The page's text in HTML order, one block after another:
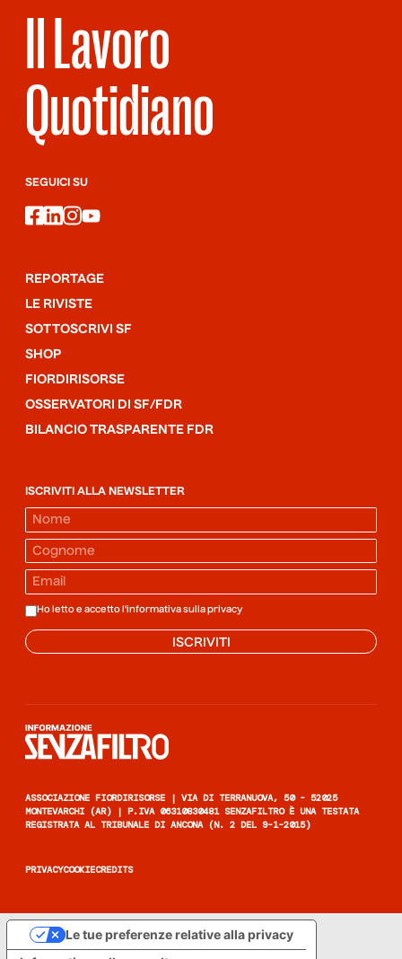
Il Lavoro
Quotidiano
SEGUICI SU
facebook
linkedin
instagram
youtube
REPORTAGE
LE RIVISTE
SOTTOSCRIVI SF
SHOP
FIORDIRISORSE
OSSERVATORI DI SF/FDR
BILANCIO TRASPARENTE FDR
ISCRIVITI ALLA NEWSLETTER
Ho letto e accetto l'informativa sulla privacy
ISCRIVITI
ASSOCIAZIONE FIORDIRISORSE | VIA DI TERRANUOVA, 50 - 52025
MONTEVARCHI (AR) | P.IVA 06310830481 SENZAFILTRO È UNA TESTATA
REGISTRATA AL TRIBUNALE DI ANCONA (N. 2 DEL 9-1-2015)
PRIVACYCOOKIECREDITS
Le tue preferenze relative alla privacy